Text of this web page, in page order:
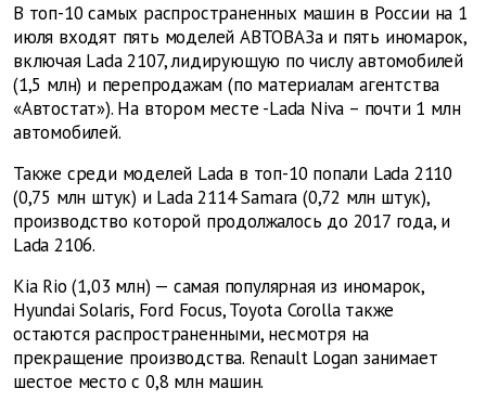
В топ-10 самых распространенных машин в России на 1
июля входят пять моделей АВТОВАЗа и пять иномарок,
включая Lada 2107, лидирующую по числу автомобилей
(1,5 млн) и перепродажам (по материалам агентства
«Автостат»). На втором месте -Lada Niva – почти 1 млн
автомобилей.
Также среди моделей Lada в топ-10 попали Lada 2110
(0,75 млн штук) и Lada 2114 Samara (0,72 млн штук),
производство которой продолжалось до 2017 года, и
Lada 2106.
Kia Rio (1,03 млн) — самая популярная из иномарок,
Hyundai Solaris, Ford Focus, Toyota Corolla также
остаются распространенными, несмотря на
прекращение производства. Renault Logan занимает
шестое место с 0,8 млн машин.